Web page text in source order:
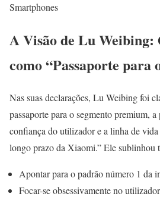
Smartphones
A Visão de Lu Weibing:
como “Passaporte para
Nas suas declarações, Lu Weibing foi
passaporte para o segmento premium,
confiança do utilizador e a linha de
longo prazo da Xiaomi.” Ele sublinhou
Apontar para o padrão número 1 da
Focar-se obsessivamente no